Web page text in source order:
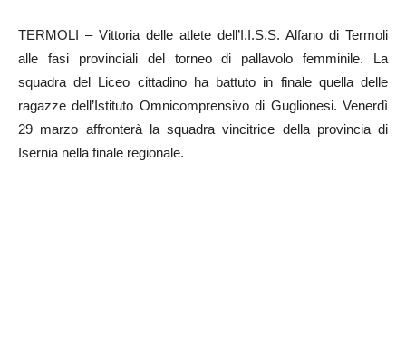
TERMOLI – Vittoria delle atlete dell’I.I.S.S. Alfano di Termoli
alle fasi provinciali del torneo di pallavolo femminile. La
squadra del Liceo cittadino ha battuto in finale quella delle
ragazze dell’Istituto Omnicomprensivo di Guglionesi. Venerdì
29 marzo affronterà la squadra vincitrice della provincia di
Isernia nella finale regionale.